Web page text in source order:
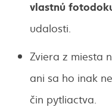
vlastnú
udalosti.
Zviera z miesta
ani sa ho inak
čin pytliactva.